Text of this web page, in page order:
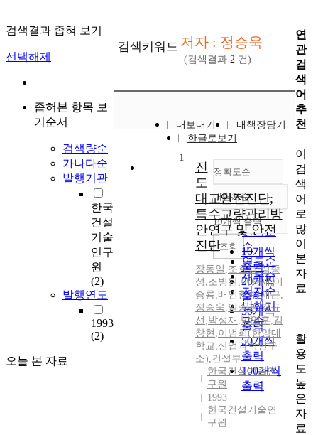
검색결과 좁혀 보기
선택해제
좁혀본 항목 보
기순서
검색량순
가나다순
발행기관
한국
건설
기술
연구
원
(2)
발행연도
1993
(2)
오늘 본 자료
검색키워드 저자 : 정승욱
(검색결과 2 건)
내보내기
내책장담기
한글로보기
정확도순
정확도
순
인기도
순
연도순
제목순
저자순
발행기
관순
내림차순
내림차순
10개씩 출력
10개씩
출력
20개씩
출력
30개씩
출력
50개씩
출력
100개씩
출력
조회
1
진
도
대교안전진단;
특수교량관리방
안연구 및 안전
진단
장동일 ,조효남,심종
성 ,조병완,이승재,이
승룡,배인환,유재근,
정승욱,임종권,김규
선 ,박성재 ,박영훈,김
창현 ,이범희(한양대
학교,산업과학연구
소),건설부
한국건설기술연
구원
1993
한국건설기술연
구원
연
관
검
색
어
추
천
이
검
색
어
로
많
이
본
자
료
활
용
도
높
은
자
료